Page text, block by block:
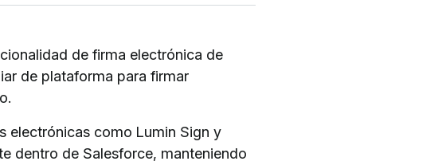
de firma electrónica de
de plataforma para firmar
electrónicas como Lumin Sign y
dentro de Salesforce, manteniendo